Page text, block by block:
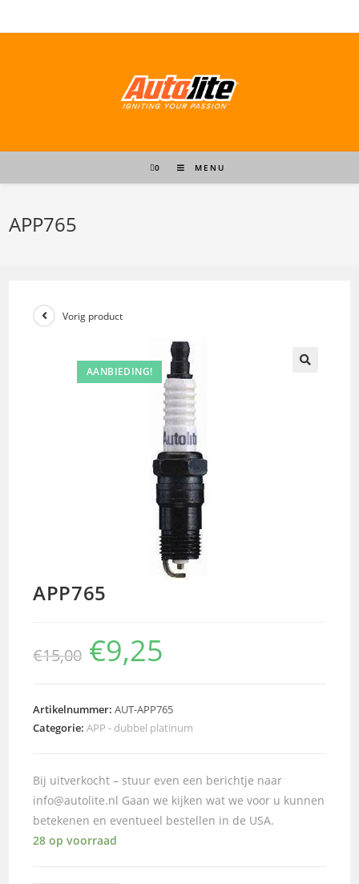
naar
0 MENU
APP765
AANBIEDING!
Vorig product
APP765
€15,00 €9,25
Artikelnummer:AUT-APP765
Categorie:APP - dubbel platinum
Bij uitverkocht – stuur even een berichtje naar
info@autolite.nl Gaan we kijken wat we voor u kunnen
betekenen en eventueel bestellen in de USA.
28 op voorraad